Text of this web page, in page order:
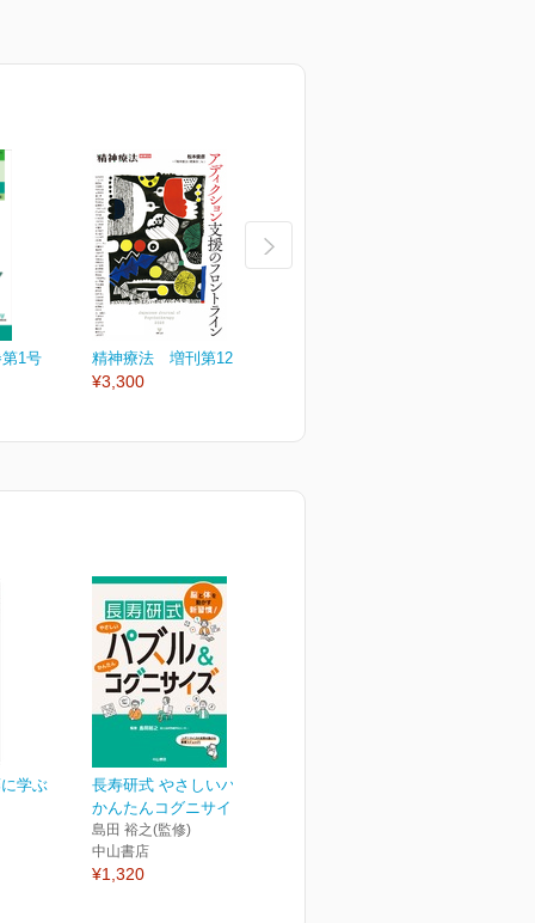
1号
精神療法 増刊第12号
¥3,300
学ぶ
長寿研式 やさしいパズル＆
かんたんコグニサイズ
島田 裕之(監修)
中山書店
¥1,320